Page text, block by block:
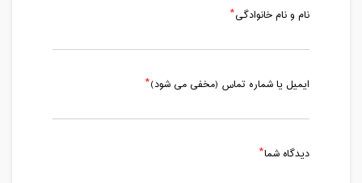
مدت کلاس : 01:30 ساعت
سه شنبه، 16 اردیبهشت 1399 / ساعت:
مدت کلاس : 01:30 ساعت
نام و نام خانوادگی
ایمیل یا شماره تماس (مخفی می شود)
دیدگاه شما